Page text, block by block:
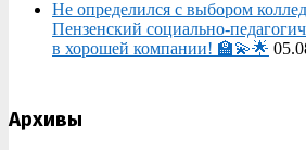
Не определился с выбором
Пензенский социально-
в хорошей компании! 🏫💫🌟
Архивы